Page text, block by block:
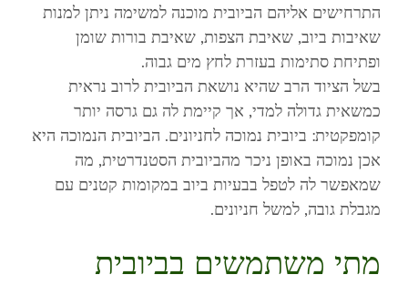
התרחישים אליהם הביובית מוכנה למשימה ניתן למנות
שאיבות ביוב, שאיבת הצפות, שאיבת בורות שומן
ופתיחת סתימות בעזרת לחץ מים גבוה.
בשל הציוד הרב שהיא נושאת הביובית לרוב נראית
כמשאית גדולה למדי, אך קיימת לה גם גרסה יותר
קומפקטית: ביובית נמוכה לחניונים. הביובית הנמוכה היא
אכן נמוכה באופן ניכר מהביובית הסטנדרטית, מה
שמאפשר לה לטפל בבעיות ביוב במקומות קטנים עם
מגבלת גובה, למשל חניונים.
מתי משתמשים בביובית